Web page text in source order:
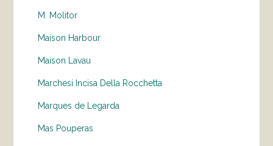
M. Molitor
Maison Harbour
Maison Lavau
Marchesi Incisa Della Rocchetta
Marques de Legarda
Mas Pouperas